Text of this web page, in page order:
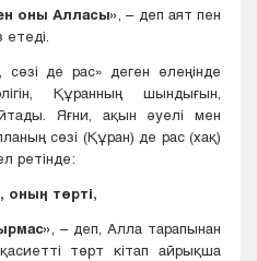
оны Алласы» , – деп аят пен
етеді.
де рас» деген өлеңінде
Құранның шындығын,
Яғни, ақын әуелі мен
сөзі (Құран) де рас (хақ)
ретінде:
оның төрті,
, – деп, Алла тарапынан
төрт кітап айрықша